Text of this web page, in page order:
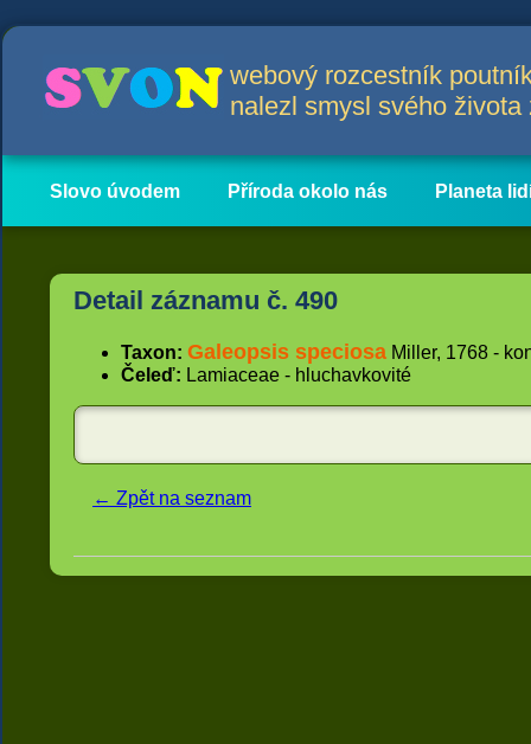
webový rozcestník
nalezl smysl svého
Slovo úvodem Příroda okolo nás Planeta
Hlavní obsah
Články
Detail záznamu č. 490
Taxon: Galeopsis speciosa Miller, 1768 -
Čeleď: Lamiaceae - hluchavkovité
← Zpět na seznam